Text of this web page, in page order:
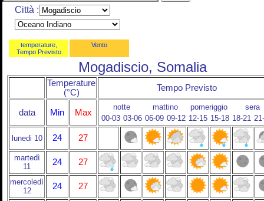
Città :
temperature,
Tempo Previsto
Vento
Mogadiscio, Somalia
Temperature
(°C)
Tempo Previsto
data Min Max
notte mattino pomeriggio
sera
00-03 03-06 06-09 09-12 12-15 15-18 18-21
lunedi 10 24 27
martedì
11
24 27
mercoledì
12
24 27